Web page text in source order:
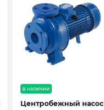
в наличии
Центробежный насос